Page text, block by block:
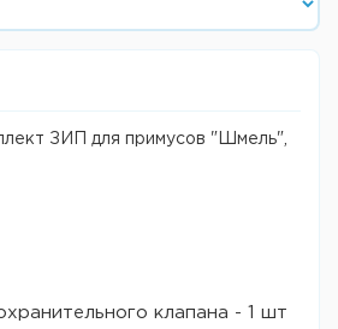
ЗИП для примусов "Шмель",
клапана - 1 шт